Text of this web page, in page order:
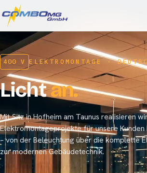
400 V ELEKTROMONTAGE ·
Lichtan.
Mit Sitz in Hofheim am Taunus realisieren
Elektromontageprojekte für unsere Kunden
– von der Beleuchtung über die komplette
zur modernen Gebäudetechnik.